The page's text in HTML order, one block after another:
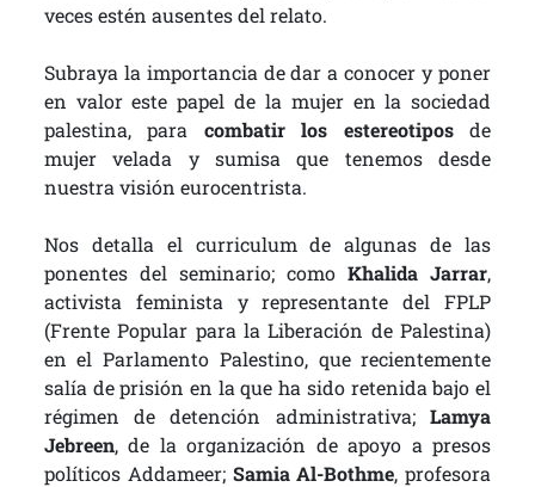
veces estén ausentes del relato.
Subraya la importancia de dar a conocer y poner
en valor este papel de la mujer en la sociedad
palestina, para combatir los estereotiposde
mujer velada y sumisa que tenemos desde
nuestra visión eurocentrista.
Nos detalla el curriculum de algunas de las
ponentes del seminario; comoKhalida Jarrar,
activista feminista y representante del FPLP
(Frente Popular para la Liberación de Palestina)
en el Parlamento Palestino, que recientemente
salía de prisión en la que ha sido retenida bajo el
régimen de detención administrativa;Lamya
Jebreen, de la organización de apoyo a presos
políticos Addameer; Samia Al-Bothme, profesora